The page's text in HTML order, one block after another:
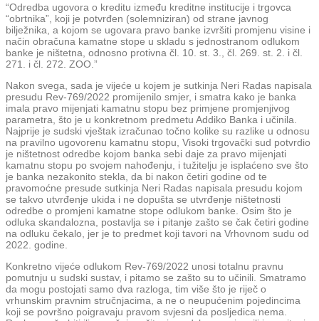
“Odredba ugovora o kreditu između kreditne institucije i trgovca
“obrtnika”, koji je potvrđen (solemniziran) od strane javnog
bilježnika, a kojom se ugovara pravo banke izvršiti promjenu visine i
način obračuna kamatne stope u skladu s jednostranom odlukom
banke je ništetna, odnosno protivna čl. 10. st. 3., čl. 269. st. 2. i čl.
271. i čl. 272. ZOO.”
Nakon svega, sada je vijeće u kojem je sutkinja Neri Radas napisala
presudu Rev-769/2022 promijenilo smjer, i smatra kako je banka
imala pravo mijenjati kamatnu stopu bez primjene promjenjivog
parametra, što je u konkretnom predmetu Addiko Banka i učinila.
Najprije je sudski vještak izračunao točno kolike su razlike u odnosu
na pravilno ugovorenu kamatnu stopu, Visoki trgovački sud potvrdio
je ništetnost odredbe kojom banka sebi daje za pravo mijenjati
kamatnu stopu po svojem nahođenju, i tužitelju je isplaćeno sve što
je banka nezakonito stekla, da bi nakon četiri godine od te
pravomoćne presude sutkinja Neri Radas napisala presudu kojom
se takvo utvrđenje ukida i ne dopušta se utvrđenje ništetnosti
odredbe o promjeni kamatne stope odlukom banke. Osim što je
odluka skandalozna, postavlja se i pitanje zašto se čak četiri godine
na odluku čekalo, jer je to predmet koji tavori na Vrhovnom sudu od
2022. godine.
Konkretno vijeće odlukom Rev-769/2022 unosi totalnu pravnu
pomutnju u sudski sustav, i pitamo se zašto su to učinili. Smatramo
da mogu postojati samo dva razloga, tim više što je riječ o
vrhunskim pravnim stručnjacima, a ne o neupućenim pojedincima
koji se površno poigravaju pravom svjesni da posljedica nema.